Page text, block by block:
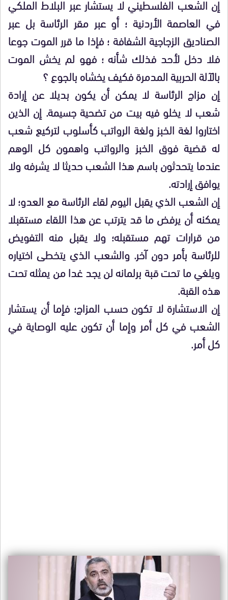
إن الشعب الفلسطيني لا يستشار عبر البلاط الملكي
في العاصمة الأردنية ؛ أو عبر مقر الرئاسة بل عبر
الصناديق الزجاجية الشفافة ؛ فإذا ما قرر الموت جوعا
فلا دخل لأحد فذلك شأنه ؛ فهو لم يخش الموت
بالآلة الحربية المدمرة فكيف يخشاه بالجوع ؟
إن مزاج الرئاسة لا يمكن أن يكون بديلا عن إرادة
شعب لا يخلو فيه بيت من تضحية جسيمة. إن الذين
اختاروا لغة الخبز ولغة الرواتب كأسلوب لتركيع شعب
له قضية فوق الخبز والرواتب واهمون كل الوهم
عندما يتحدثون باسم هذا الشعب حديثا لا يشرفه ولا
يوافق إرادته.
إن الشعب الذي يقبل اليوم لقاء الرئاسة مع العدو؛ لا
يمكنه أن يرفض ما قد يترتب عن هذا اللقاء مستقبلا
من قرارات تهم مستقبله؛ ولا يقبل منه التفويض
للرئاسة بأمر دون آخر. والشعب الذي يتخطى اختياره
ويلغي ما تحت قبة برلمانه لن يجد غدا من يمثله تحت
هذه القبة.
إن الاستشارة لا تكون حسب المزاج؛ فإما أن يستشار
الشعب في كل أمر وإما أن تكون عليه الوصاية في
كل أمر.